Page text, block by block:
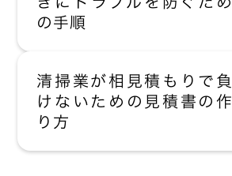
の手順
清掃業が相見積もりで負
けないための見積書の作
り方